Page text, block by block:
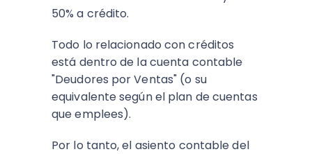
50% a crédito.
Todo lo relacionado con créditos
está dentro de la cuenta contable
"Deudores por Ventas" (o su
equivalente según el plan de cuentas
que emplees).
Por lo tanto, el asiento contable del